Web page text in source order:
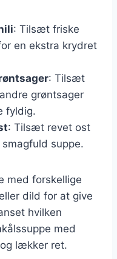
: Tilsæt friske
en ekstra krydret
: Tilsæt
grøntsager
fyldig.
: Tilsæt revet ost
suppe.
med forskellige
dild for at give
hvilken
med
lækker ret.